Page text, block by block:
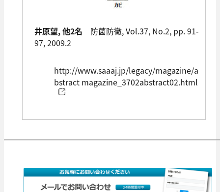
井原望, 他2名 防菌防黴, Vol.37, No.2, pp. 91-
97, 2009.2
http://www.saaaj.jp/legacy/magazine/a
bstract magazine_3702abstract02.html